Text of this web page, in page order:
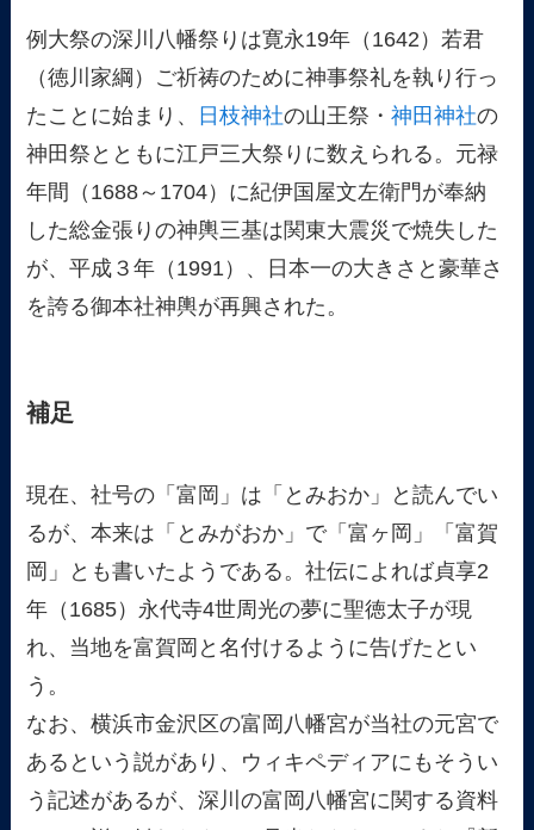
例大祭の深川八幡祭りは寛永19年（1642）若君
（徳川家綱）ご祈祷のために神事祭礼を執り行っ
たことに始まり、
日枝神社の山王祭・神田神社の
神田祭とともに江戸三大祭りに数えられる。元禄
年間（1688～1704）に紀伊国屋文左衛門が奉納
した総金張りの神輿三基は関東大震災で焼失した
が、平成３年（1991）、日本一の大きさと豪華さ
を誇る御本社神輿が再興された。
補足
現在、社号の「富岡」は「とみおか」と読んでい
るが、本来は「とみがおか」で「富ヶ岡」「富賀
岡」とも書いたようである。社伝によれば貞享2
年（1685）永代寺4世周光の夢に聖徳太子が現
れ、当地を富賀岡と名付けるように告げたとい
う。
なお、横浜市金沢区の富岡八幡宮が当社の元宮で
あるという説があり、ウィキペディアにもそうい
う記述があるが、深川の富岡八幡宮に関する資料